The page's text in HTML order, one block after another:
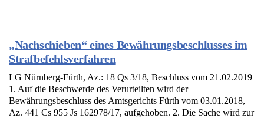
„Nachschieben“ eines Bewährungsbeschlusses im
Strafbefehlsverfahren
LG Nürnberg-Fürth, Az.: 18 Qs 3/18, Beschluss vom 21.02.2019
1. Auf die Beschwerde des Verurteilten wird der
Bewährungsbeschluss des Amtsgerichts Fürth vom 03.01.2018,
Az. 441 Cs 955 Js 162978/17, aufgehoben. 2. Die Sache wird zur